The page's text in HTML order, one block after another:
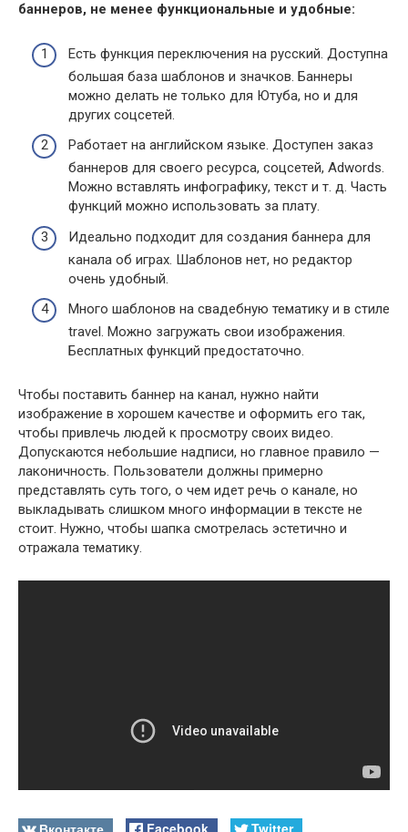
баннеров, не менее функциональные и удобные:
Есть функция переключения на русский. Доступна
большая база шаблонов и значков. Баннеры
можно делать не только для Ютуба, но и для
других соцсетей.
Работает на английском языке. Доступен заказ
баннеров для своего ресурса, соцсетей, Adwords.
Можно вставлять инфографику, текст и т. д. Часть
функций можно использовать за плату.
Идеально подходит для создания баннера для
канала об играх. Шаблонов нет, но редактор
очень удобный.
Много шаблонов на свадебную тематику и в стиле
travel. Можно загружать свои изображения.
Бесплатных функций предостаточно.
Чтобы поставить баннер на канал, нужно найти
изображение в хорошем качестве и оформить его так,
чтобы привлечь людей к просмотру своих видео.
Допускаются небольшие надписи, но главное правило —
лаконичность. Пользователи должны примерно
представлять суть того, о чем идет речь о канале, но
выкладывать слишком много информации в тексте не
стоит. Нужно, чтобы шапка смотрелась эстетично и
отражала тематику.
Вконтакте Facebook Twitter